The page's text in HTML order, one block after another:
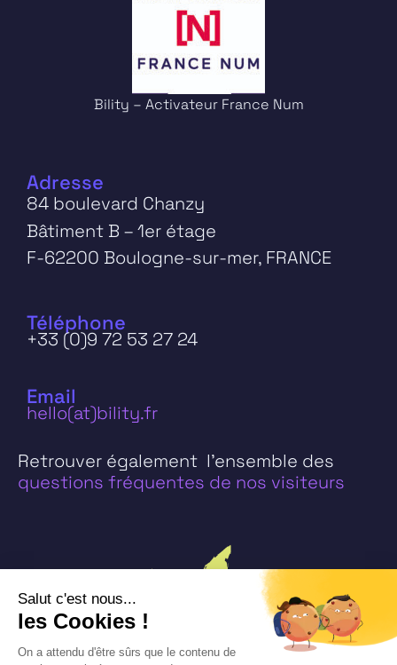
Bility – Activateur France Num
Adresse
84 boulevard Chanzy
Bâtiment B – 1er étage
F-62200 Boulogne-sur-mer, FRANCE
Téléphone
+33 (0)9 72 53 27 24
Email
hello(at)bility.fr
Retrouver également l’ensemble des
questions fréquentes de nos visiteurs